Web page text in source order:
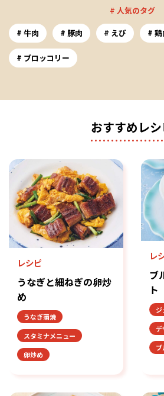
# 人気のタグ
牛肉
豚肉 えび 鶏
ブロッコリー
おすすめレ
レシピ
うなぎと細ねぎの卵炒
め
うなぎ蒲焼
スタミナメニュー
卵炒め
レ
ブ
ト
デ